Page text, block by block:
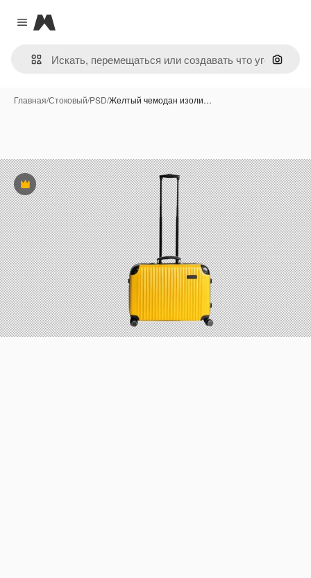
Close menu
Magnific
Поиск
Главная/Стоковый/PSD/Желтый чемодан изоли…
Премиум